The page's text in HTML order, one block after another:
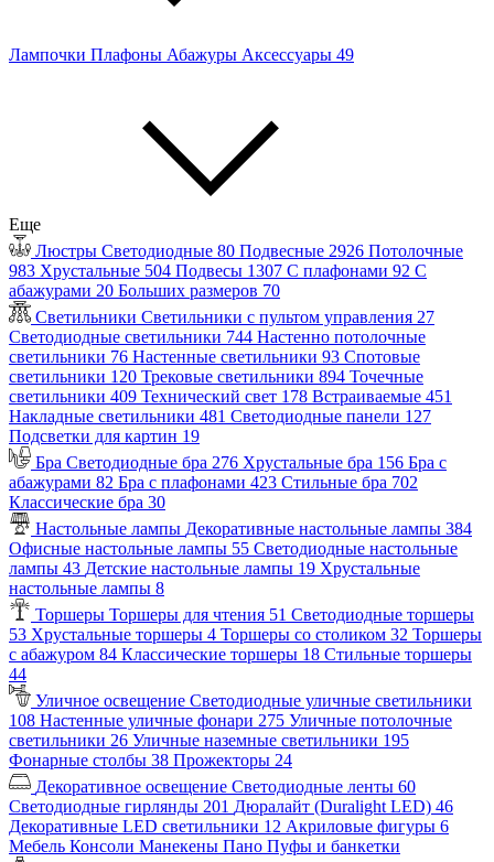
Лампочки Плафоны Абажуры Аксессуары 49
Еще
Люстры Светодиодные 80 Подвесные 2926 Потолочные
983 Хрустальные 504 Подвесы 1307 С плафонами 92 С
абажурами 20 Больших размеров 70
Светильники Светильники с пультом управления 27
Светодиодные светильники 744 Настенно потолочные
светильники 76 Настенные светильники 93 Спотовые
светильники 120 Трековые светильники 894 Точечные
светильники 409 Технический свет 178 Встраиваемые 451
Накладные светильники 481 Светодиодные панели 127
Подсветки для картин 19
Бра Светодиодные бра 276 Хрустальные бра 156 Бра с
абажурами 82 Бра с плафонами 423 Стильные бра 702
Классические бра 30
Настольные лампы Декоративные настольные лампы 384
Офисные настольные лампы 55 Светодиодные настольные
лампы 43 Детские настольные лампы 19 Хрустальные
настольные лампы 8
Торшеры Торшеры для чтения 51 Светодиодные торшеры
53 Хрустальные торшеры 4 Торшеры со столиком 32 Торшеры
с абажуром 84 Классические торшеры 18 Стильные торшеры
44
Уличное освещение Светодиодные уличные светильники
108 Настенные уличные фонари 275 Уличные потолочные
светильники 26 Уличные наземные светильники 195
Фонарные столбы 38 Прожекторы 24
Декоративное освещение Светодиодные ленты 60
Светодиодные гирлянды 201 Дюралайт (Duralight LED) 46
Декоративные LED светильники 12 Акриловые фигуры 6
Мебель Консоли Манекены Пано Пуфы и банкетки